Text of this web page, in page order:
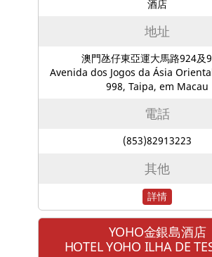
酒店
地址
澳門氹仔東亞運大馬路924及
Avenida dos Jogos da Ásia
998, Taipa, em Macau
電話
(853)82913223
其他
詳情
YOHO金銀島酒店
HOTEL YOHO ILHA DE